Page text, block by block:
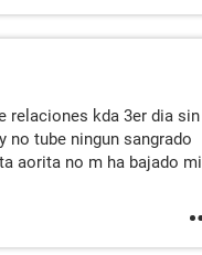
relaciones kda 3er dia sin
no tube ningun sangrado
aorita no m ha bajado mi